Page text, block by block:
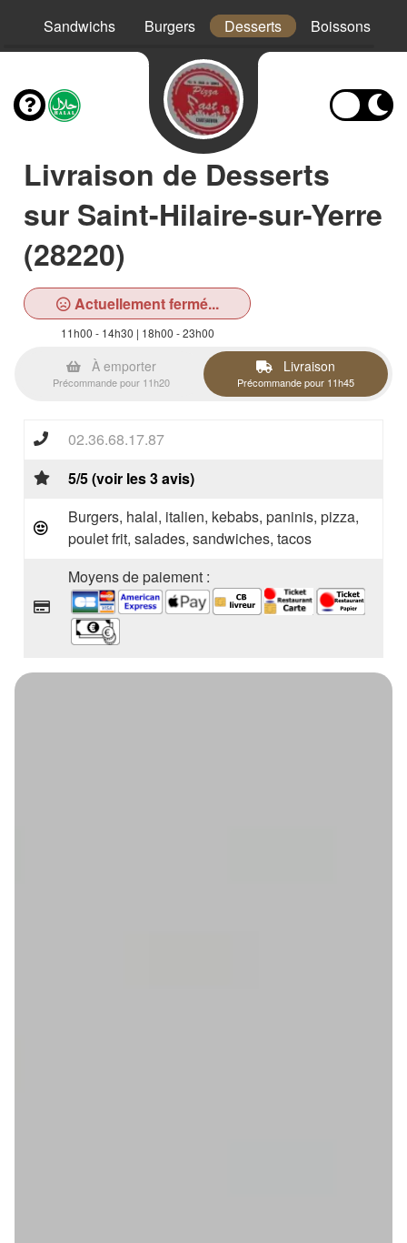
Sandwichs Burgers Desserts Boissons
Livraison de Desserts
sur Saint-Hilaire-sur-Yerre
(28220)
Actuellement fermé...
11h00 - 14h30 | 18h00 - 23h00
À emporter
Précommande pour 11h20
Livraison
Précommande pour 11h45
02.36.68.17.87
5/5 (voir les 3 avis)
Burgers, halal, italien, kebabs, paninis, pizza,
poulet frit, salades, sandwiches, tacos
Moyens de paiement :